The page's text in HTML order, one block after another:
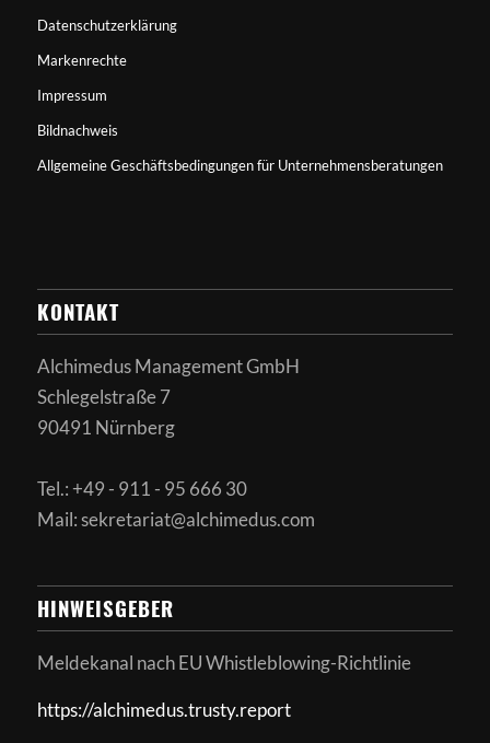
Datenschutzerklärung
Markenrechte
Impressum
Bildnachweis
Allgemeine Geschäftsbedingungen für Unternehmensberatungen
KONTAKT
Alchimedus Management GmbH
Schlegelstraße 7
90491 Nürnberg
Tel.: +49 - 911 - 95 666 30
Mail: sekretariat@alchimedus.com
HINWEISGEBER
Meldekanal nachEU Whistleblowing-Richtlinie
https://alchimedus.trusty.report